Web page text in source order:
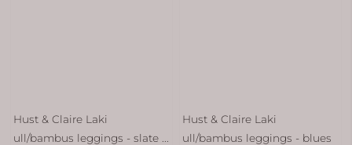
Hust & Claire Laki
ull/bambus leggings - slate ...
Hust & Claire Laki
ull/bambus leggings - blues